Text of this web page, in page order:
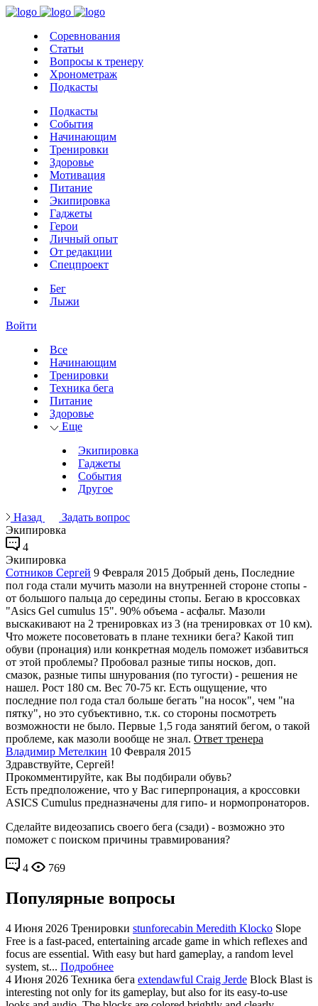
Соревнования
Статьи
Вопросы к тренеру
Хронометраж
Подкасты
Подкасты
События
Начинающим
Тренировки
Здоровье
Мотивация
Питание
Экипировка
Гаджеты
Герои
Личный опыт
От редакции
Спецпроект
Бег
Лыжи
Войти
Все
Начинающим
Тренировки
Техника бега
Питание
Здоровье
Еще
Экипировка
Гаджеты
События
Другое
Назад
Задать вопрос
Экипировка
4
Экипировка
Сотников Сергей 9 Февраля 2015 Добрый день, Последние
пол года стали мучить мазоли на внутренней стороне стопы -
от большого пальца до середины стопы. Бегаю в кроссовках
"Asics Gel cumulus 15". 90% объема - асфальт. Мазоли
выскакивают на 2 тренировках из 3 (на тренировках от 10 км).
Что можете посоветовать в плане техники бега? Какой тип
обуви (пронация) или конкретная модель поможет избавиться
от этой проблемы? Пробовал разные типы носков, доп.
смазок, разные типы шнурования (по тугости) - решения не
нашел. Рост 180 см. Вес 70-75 кг. Есть ощущение, что
последние пол года стал больше бегать "на носок", чем "на
пятку", но это субъективно, т.к. со стороны посмотреть
возможности не было. Первые 1,5 года занятий бегом, о такой
проблеме, как мазоли вообще не знал. Ответ тренера
Владимир Метелкин 10 Февраля 2015
Здравствуйте, Сергей!
Прокомментируйте, как Вы подбирали обувь?
Есть предположение, что у Вас гиперпронация, а кроссовки
ASICS Cumulus предназначены для гипо- и нормопронаторов.
Сделайте видеозапись своего бега (сзади) - возможно это
поможет с поиском причины травмирования?
4 769
Популярные вопросы
4 Июня 2026 Тренировки stunforecabin Meredith Klocko Slope
Free is a fast-paced, entertaining arcade game in which reflexes and
focus are essential. With easy but hard gameplay, a random level
system, st... Подробнее
4 Июня 2026 Техника бега extendawful Craig Jerde Block Blast is
interesting not only for its gameplay, but also for its easy-to-use